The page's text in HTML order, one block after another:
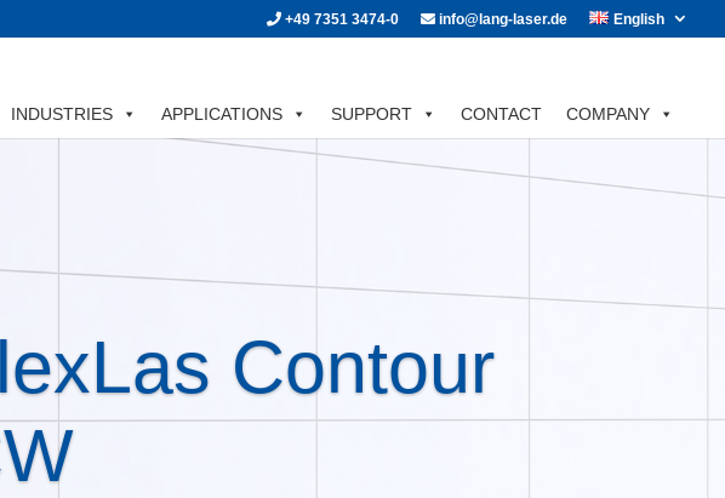
+49 7351 3474-0 info@lang-laser.de English
INDUSTRIES APPLICATIONS SUPPORT CONTACT COMPANY
Contour